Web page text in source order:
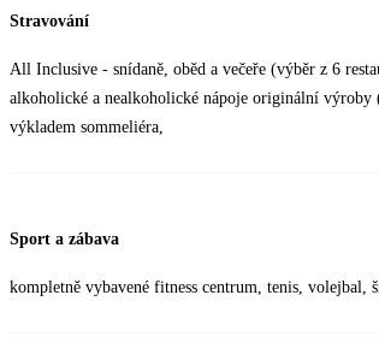
Stravování
All Inclusive - snídaně, oběd a večeře (výběr z 6
alkoholické a nealkoholické nápoje originální
výkladem sommeliéra,
Sport a zábava
kompletně vybavené fitness centrum, tenis,